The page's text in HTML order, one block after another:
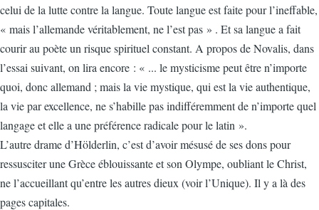
celui de la lutte contre la langue. Toute langue est faite pour l’ineffable,
« mais l’allemande véritablement, ne l’est pas » . Et sa langue a fait
courir au poète un risque spirituel constant. A propos de Novalis, dans
l’essai suivant, on lira encore : « ... le mysticisme peut être n’importe
quoi, donc allemand ; mais la vie mystique, qui est la vie authentique,
la vie par excellence, ne s’habille pas indifféremment de n’importe quel
langage et elle a une préférence radicale pour le latin ».
L’autre drame d’Hölderlin, c’est d’avoir mésusé de ses dons pour
ressusciter une Grèce éblouissante et son Olympe, oubliant le Christ,
ne l’accueillant qu’entre les autres dieux (voir l’Unique). Il y a là des
pages capitales.